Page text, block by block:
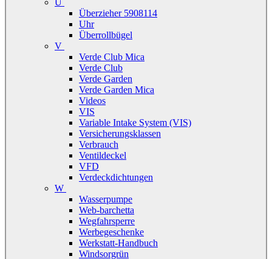
U
Überzieher 5908114
Uhr
Überrollbügel
V
Verde Club Mica
Verde Club
Verde Garden
Verde Garden Mica
Videos
VIS
Variable Intake System (VIS)
Versicherungsklassen
Verbrauch
Ventildeckel
VFD
Verdeckdichtungen
W
Wasserpumpe
Web-barchetta
Wegfahrsperre
Werbegeschenke
Werkstatt-Handbuch
Windsorgrün